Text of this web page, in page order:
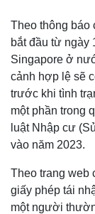
Theo thông báo
bắt đầu từ ngày
Singapore ở
cảnh hợp lệ sẽ
trước khi tình
một phần trong
luật Nhập cư
vào năm 2023.
Theo trang web
giấy phép tái
một người